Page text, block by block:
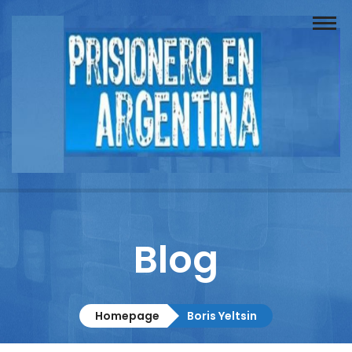
Buscador
Documentos
Columnistas
Contacto
Blog
Homepage Boris Yeltsin